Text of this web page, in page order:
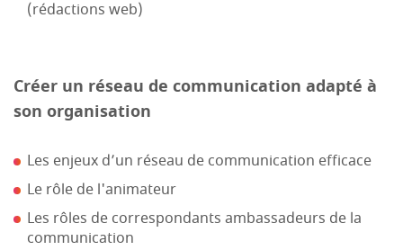
(rédactions web)
Créer un réseau de communication adapté à
son organisation
Les enjeux d’un réseau de communication efficace
Le rôle de l'animateur
Les rôles de correspondants ambassadeurs de la
communication